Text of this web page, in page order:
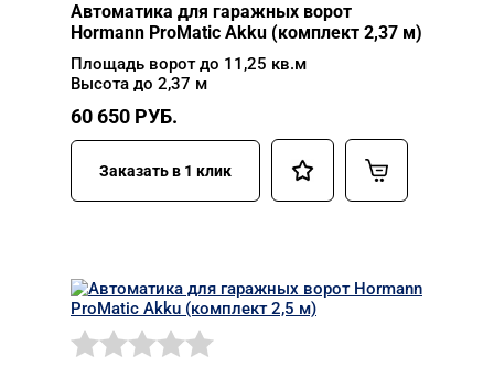
Автоматика для гаражных ворот
Hormann ProMatic Akku (комплект 2,37 м)
Площадь ворот до 11,25 кв.м
Высота до 2,37 м
60 650 РУБ.
Заказать в 1 клик